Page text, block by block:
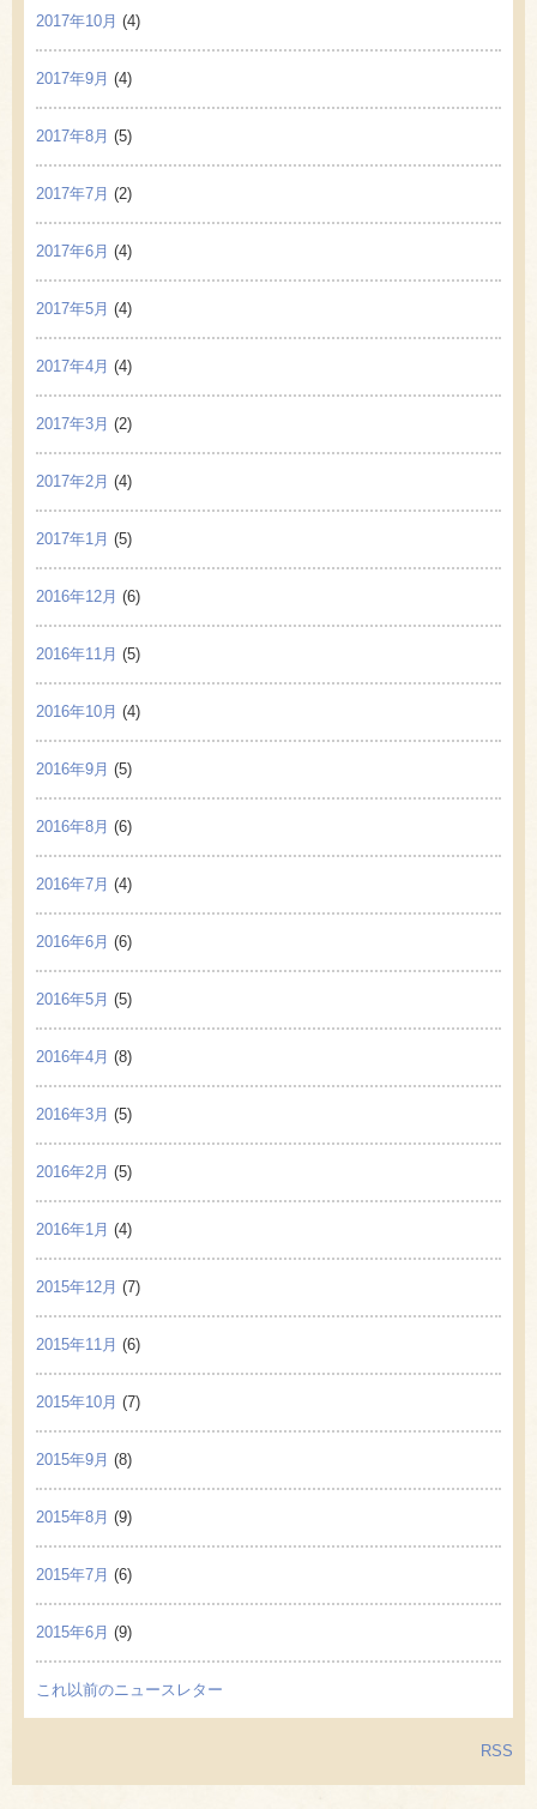
2017年10月 (4)
2017年9月 (4)
2017年8月 (5)
2017年7月 (2)
2017年6月 (4)
2017年5月 (4)
2017年4月 (4)
2017年3月 (2)
2017年2月 (4)
2017年1月 (5)
2016年12月 (6)
2016年11月 (5)
2016年10月 (4)
2016年9月 (5)
2016年8月 (6)
2016年7月 (4)
2016年6月 (6)
2016年5月 (5)
2016年4月 (8)
2016年3月 (5)
2016年2月 (5)
2016年1月 (4)
2015年12月 (7)
2015年11月 (6)
2015年10月 (7)
2015年9月 (8)
2015年8月 (9)
2015年7月 (6)
2015年6月 (9)
これ以前のニュースレター
RSS